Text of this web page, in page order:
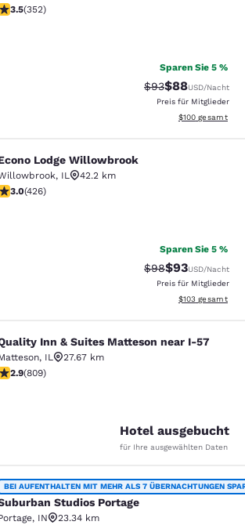
Sterne-Bewertung. Gut. 352 Bewertungen
3.5(352)
Sparen Sie 5 %
$93Vergünstigter
$88USD/Nacht
Preis für Mitglieder
Geschätzte
$100 gesamt
Willowbrook
Lodge Willowbrook
, IL
42.2 km
Sterne-Bewertung. Mittelmäßig. 426
3.0(426)
Sparen Sie 5 %
$98Vergünstigter
$93USD/Nacht
Preis für Mitglieder
Geschätzte
$103 gesamt
& Suites Matteson near
Inn & Suites Matteson near I-57
, IL
27.67 km
Sterne-Bewertung. Mittelmäßig. 809 Bewertungen
2.9(809)
Hotel ausgebucht
für Ihre ausgewählten Daten
Studios Portage
BEI AUFENTHALTEN MIT MEHR ALS 7 ÜBERNACHTUNGEN
Studios Portage
, IN
23.34 km